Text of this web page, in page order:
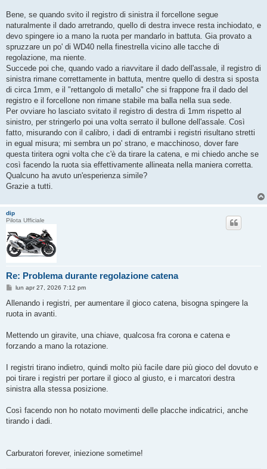
Bene, se quando svito il registro di sinistra il forcellone segue
naturalmente il dado arretrando, quello di destra invece resta inchiodato, e
devo spingere io a mano la ruota per mandarlo in battuta. Gia provato a
spruzzare un po' di WD40 nella finestrella vicino alle tacche di
regolazione, ma niente.
Succede poi che, quando vado a riavvitare il dado dell'assale, il registro di
sinistra rimane correttamente in battuta, mentre quello di destra si sposta
di circa 1mm, e il "rettangolo di metallo" che si frappone fra il dado del
registro e il forcellone non rimane stabile ma balla nella sua sede.
Per ovviare ho lasciato svitato il registro di destra di 1mm rispetto al
sinistro, per stringerlo poi una volta serrato il bullone dell'assale. Così
fatto, misurando con il calibro, i dadi di entrambi i registri risultano stretti
in egual misura; mi sembra un po' strano, e macchinoso, dover fare
questa tiritera ogni volta che c'è da tirare la catena, e mi chiedo anche se
così facendo la ruota sia effettivamente allineata nella maniera corretta.
Qualcuno ha avuto un'esperienza simile?
Grazie a tutti.
dip
Pilota Ufficiale
Re: Problema durante regolazione catena
M
s
a
i
o
lun apr 27, 2026 7:12 pm
Allenando i registri, per aumentare il gioco catena, bisogna spingere la
ruota in avanti.
Mettendo un giravite, una chiave, qualcosa fra corona e catena e
forzando a mano la rotazione.
I registri tirano indietro, quindi molto più facile dare più gioco del dovuto e
poi tirare i registri per portare il gioco al giusto, e i marcatori destra
sinistra alla stessa posizione.
Così facendo non ho notato movimenti delle placche indicatrici, anche
tirando i dadi.
Carburatori forever, iniezione sometime!